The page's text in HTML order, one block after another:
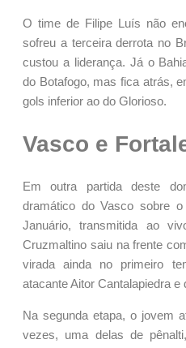
O time de Filipe Luís não
sofreu a terceira derrota no
custou a liderança. Já o
do Botafogo, mas fica atrás,
gols inferior ao do Glorioso.
Vasco e
Em outra partida deste
dramático do Vasco sobre
Januário, transmitida ao
Cruzmaltino saiu na frente
virada ainda no primeiro
atacante Aitor Cantalapiedra e
Na segunda etapa, o jovem
vezes, uma delas de